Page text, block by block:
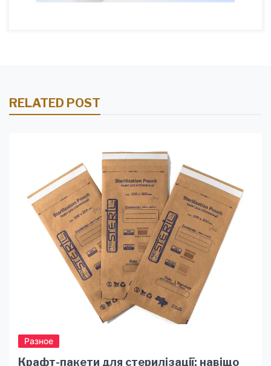
RELATED POST
Разное
Крафт-пакети для стерилізації: навіщо